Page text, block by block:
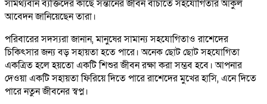
সামর্থ্যবান ব্যক্তিদের কাছে সন্তানের জীবন বাঁচাতে সহযোগিতার আকুল
আবেদন জানিয়েছেন তারা।
পরিবারের সদস্যরা জানান, মানুষের সামান্য সহযোগিতাও রাশেদের
চিকিৎসার জন্য বড় সহায়তা হতে পারে। অনেক ছোট ছোট সহযোগিতা
একত্রিত হলে হয়তো একটি শিশুর জীবন রক্ষা করা সম্ভব হবে। আপনার
দেওয়া একটি সহায়তা ফিরিয়ে দিতে পারে রাশেদের মুখের হাসি, এনে দিতে
পারে নতুন জীবনের স্বপ্ন।